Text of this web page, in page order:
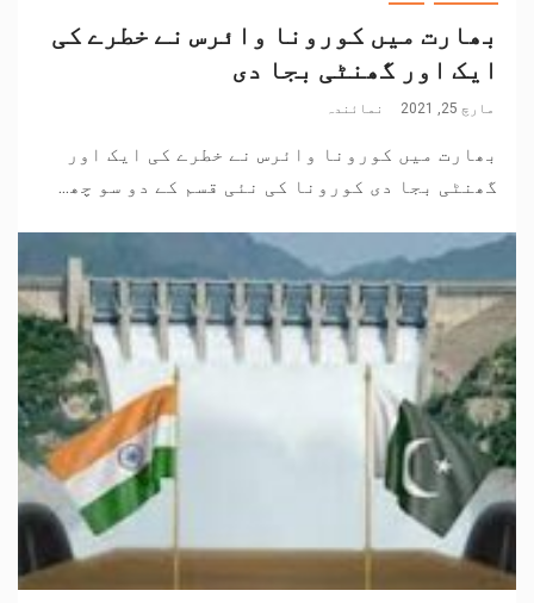
بھارت میں کورونا وائرس نے خطرے کی
ایک اور گھنٹی بجا دی
مارچ 25, 2021 نمائندہ
بھارت میں کورونا وائرس نے خطرے کی ایک اور
گھنٹی بجا دی کورونا کی نئی قسم کے دو سو چھ...